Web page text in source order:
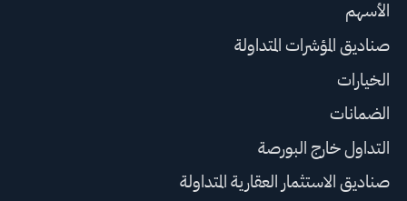
الأسهم
صناديق المؤشرات المتداولة
الخيارات
الضمانات
التداول خارج البورصة
صناديق الاستثمار العقارية المتداولة